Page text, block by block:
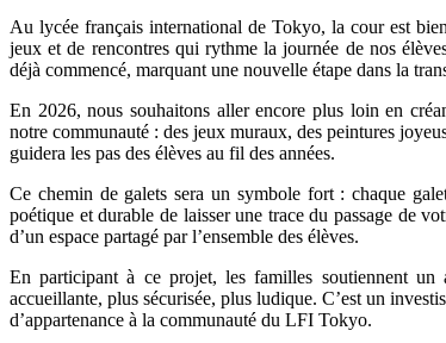
Au lycée français international de Tokyo, la cour est
jeux et de rencontres qui rythme la journée de nos
déjà commencé, marquant une nouvelle étape dans la
En 2026, nous souhaitons aller encore plus loin en
notre communauté : des jeux muraux, des peintures
guidera les pas des élèves au fil des années.
Ce chemin de galets sera un symbole fort : chaque
poétique et durable de laisser une trace du passage de
d’un espace partagé par l’ensemble des élèves.
En participant à ce projet, les familles soutiennent
accueillante, plus sécurisée, plus ludique. C’est un
d’appartenance à la communauté du LFI Tokyo.